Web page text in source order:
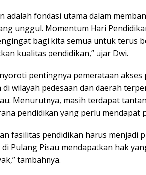
adalah fondasi utama dalam
unggul. Momentum Hari
bagi kita semua untuk terus
kualitas pendidikan,” ujar Dwi.
pentingnya pemerataan akses
di wilayah pedesaan dan daerah
Menurutnya, masih terdapat
pendidikan yang perlu mendapat
fasilitas pendidikan harus menjadi
Pulang Pisau mendapatkan hak
tambahnya.